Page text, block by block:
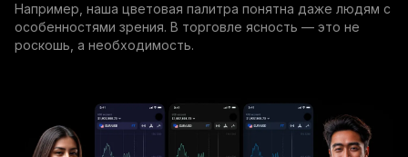
Например, наша цветовая палитра понятна даже людям с
особенностями зрения. В торговле ясность — это не
роскошь, а необходимость.